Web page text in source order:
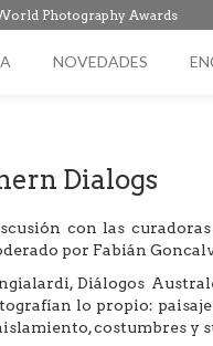
Photography Awards
NOVEDADES
Dialogs
con las
por Fabián
Diálogos
lo propio:
costumbres y